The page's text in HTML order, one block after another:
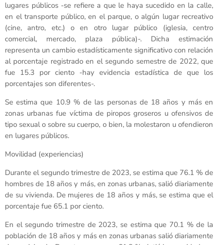
lugares públicos -se refiere a que le haya sucedido en la calle,
en el transporte público, en el parque, o algún lugar recreativo
(cine, antro, etc.) o en otro lugar público (iglesia, centro
comercial, mercado, plaza pública)-. Dicha estimación
representa un cambio estadísticamente significativo con relación
al porcentaje registrado en el segundo semestre de 2022, que
fue 15.3 por ciento -hay evidencia estadística de que los
porcentajes son diferentes-.
Se estima que 10.9 % de las personas de 18 años y más en
zonas urbanas fue víctima de piropos groseros u ofensivos de
tipo sexual o sobre su cuerpo, o bien, la molestaron u ofendieron
en lugares públicos.
Movilidad (experiencias)
Durante el segundo trimestre de 2023, se estima que 76.1 % de
hombres de 18 años y más, en zonas urbanas, salió diariamente
de su vivienda. De mujeres de 18 años y más, se estima que el
porcentaje fue 65.1 por ciento.
En el segundo trimestre de 2023, se estima que 70.1 % de la
población de 18 años y más en zonas urbanas salió diariamente